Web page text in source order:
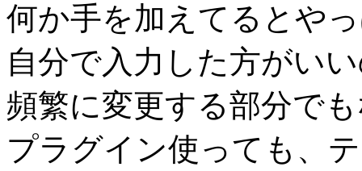
何か手を加えてるとや
自分で入力した方がい
頻繁に変更する部分で
プラグイン使っても、